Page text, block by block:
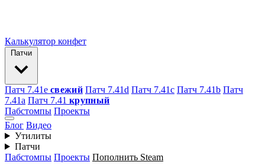
Калькулятор конфет
Патчи
Патч 7.41e свежий Патч 7.41d Патч 7.41c Патч 7.41b Патч
7.41а Патч 7.41 крупный
Пабстомпы Проекты
Блог Видео
Утилиты
Патчи
Пабстомпы Проекты Пополнить Steam